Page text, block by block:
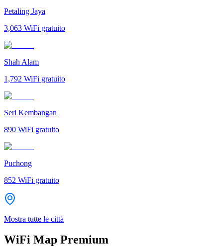
Petaling Jaya
3,063 WiFi gratuito
Shah Alam
1,792 WiFi gratuito
Seri Kembangan
890 WiFi gratuito
Puchong
852 WiFi gratuito
Mostra tutte le città
WiFi Map Premium